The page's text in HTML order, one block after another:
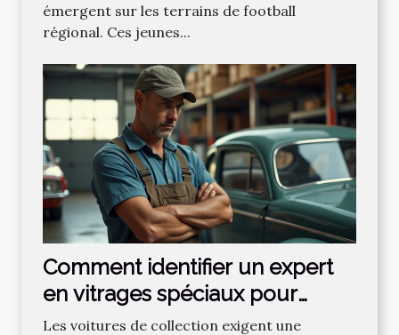
émergent sur les terrains de football
régional. Ces jeunes...
Comment identifier un expert
en vitrages spéciaux pour
voitures de collection ?
Les voitures de collection exigent une